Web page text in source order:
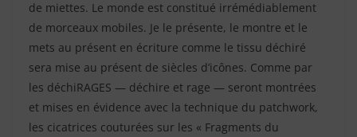
de miettes. Le monde est constitué irrémédiablement
de morceaux mobiles. Je le présente, le montre et le
mets au présent en écriture comme le tissu déchiré
sera mise au présent de siècles d’icônes. Comme par
les déchiRAGES — déchire et rage — seront montrées
et mises en évidence avec la technique du patchwork,
les cicatrices couturées sur les « Fragments du